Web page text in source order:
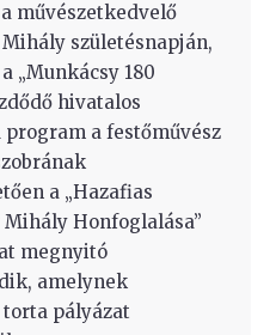
művészetkedvelő
születésnapján,
„Munkácsy 180
hivatalos
a festőművész
a „Hazafias
Honfoglalása”
megnyitó
amelynek
pályázat